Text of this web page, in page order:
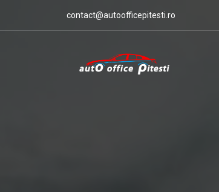
contact@autoofficepitesti.ro